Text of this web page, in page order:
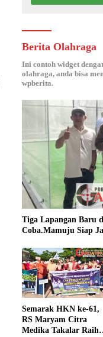
Berita Olahraga
Ini contoh widget
olahraga, anda bisa
wpberita.
Tiga Lapangan Baru
Coba.Mamuju Siap
Semarak HKN ke-61,
RS Maryam Citra
Medika Takalar Raih